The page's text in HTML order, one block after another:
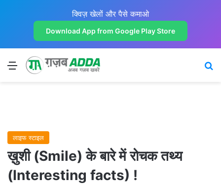
क्विज़ खेलों और पैसे कमाओ
Download App from Google Play Store
Menu
लाइफ स्टाइल
ख़ुशी (Smile) के बारे में रोचक तथ्य
(Interesting facts) !